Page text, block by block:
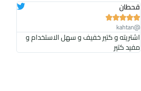
قحطان





@kahtan
اشتريته و كتير خفيف و سهل الاستخدام و
مفيد كتير